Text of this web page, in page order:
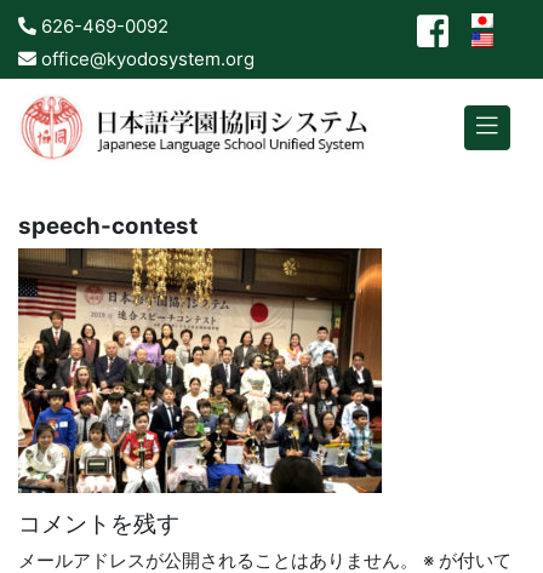
626-469-0092
office@kyodosystem.org
speech-contest
コメントを残す
メールアドレスが公開されることはありません。 ※ が付いて